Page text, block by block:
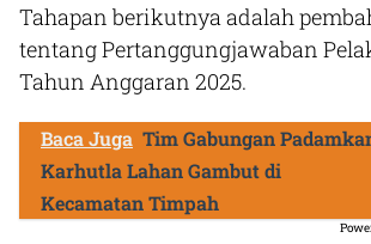
Tahapan berikutnya adalah
tentang Pertanggungjawaban
Tahun Anggaran 2025.
Baca Juga Tim Gabungan
Karhutla Lahan Gambut di
Kecamatan Timpah